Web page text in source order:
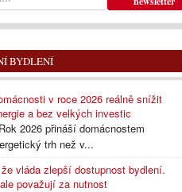
BYDLENÍ
v roce 2026 reálně snížit
a bez velkých investic
2026 přináší domácnostem
trh než v...
vláda zlepší dostupnost bydlení.
považují za nutnost